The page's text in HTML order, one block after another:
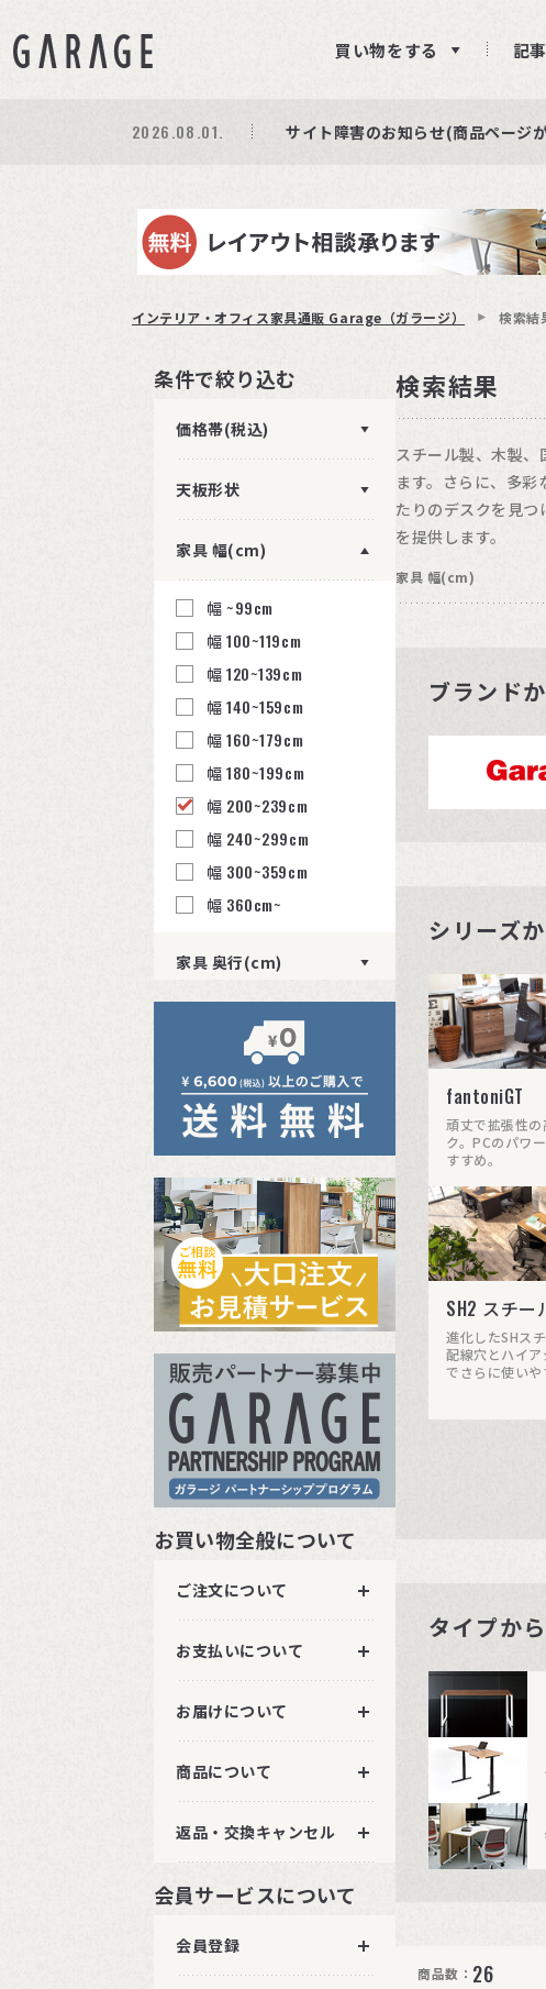
買い物をする 記
期間限定プレゼント│レビュー投
商品ページ障害復旧のお知らせ
2026.08.01. サイト障害のお知らせ(商品ページ
インテリア・オフィス家具通販 Garage（ガラージ） 検索結
条件で絞り込む
価格帯(税込)
天板形状
家具 幅(cm)
幅 ~99cm
幅 100~119cm
幅 120~139cm
幅 140~159cm
幅 160~179cm
幅 180~199cm
幅 200~239cm
幅 240~299cm
幅 300~359cm
幅 360cm~
家具 奥行(cm)
家具 高さ(cm)
テイスト
カラー
在庫有のみ表示
検索
リセット
お買い物全般について
ご注文について
お支払いについて
お届けについて
商品について
返品・交換キャンセル
会員サービスについて
会員登録
検索結果
スチール製、木製
ます。さらに、多
たりのデスクを見
を提供します。
家具 幅(cm)
ブランド
シリーズ
fantoniGT
頑丈で拡張性
ク。PCのパワ
すすめ。
SH2 スチー
進化したSHスチ
配線穴とハイ
でさらに使いや
タイプか
商品数： 26